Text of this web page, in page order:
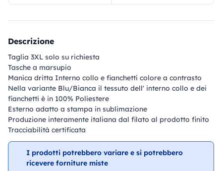
Descrizione
Taglia 3XL solo su richiesta
Tasche a marsupio
Manica dritta Interno collo e fianchetti colore a contrasto
Nella variante Blu/Bianca il tessuto dell' interno collo e dei
fianchetti è in 100% Poliestere
Esterno adatto a stampa in sublimazione
Produzione interamente italiana dal filato al prodotto finito
Tracciabilità certificata
I prodotti potrebbero variare e si potrebbero
ricevere forniture miste